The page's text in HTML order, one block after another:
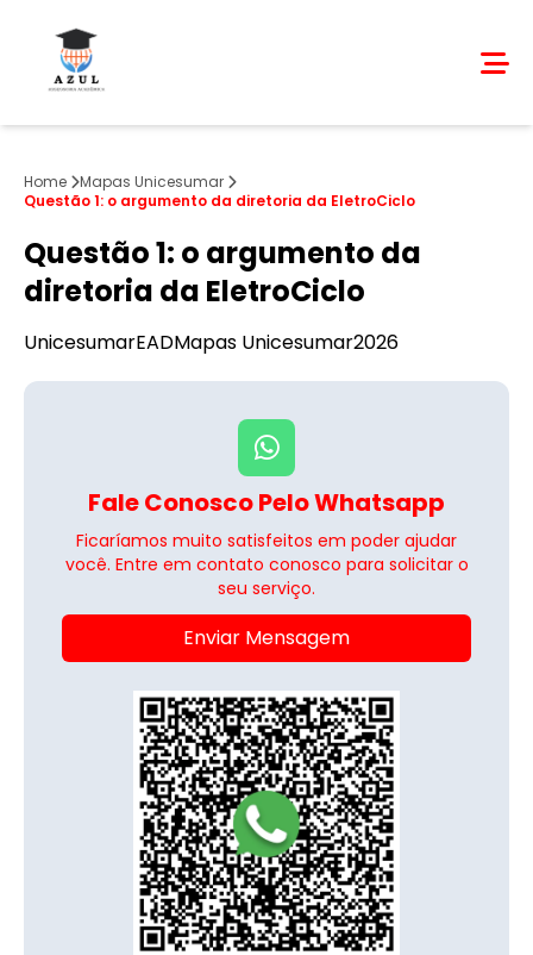
Home
Mapas Unicesumar
Questão 1: o argumento da diretoria da EletroCiclo
Questão 1: o argumento da
diretoria da EletroCiclo
UnicesumarEADMapas Unicesumar2026
Fale Conosco Pelo Whatsapp
Ficaríamos muito satisfeitos em poder ajudar
você. Entre em contato conosco para solicitar o
seu serviço.
Enviar Mensagem